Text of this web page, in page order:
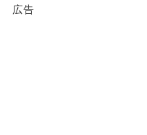
広告